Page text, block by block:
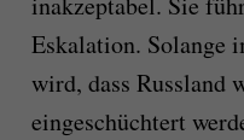
Eskalation. Solange
wird, dass Russland
eingeschüchtert